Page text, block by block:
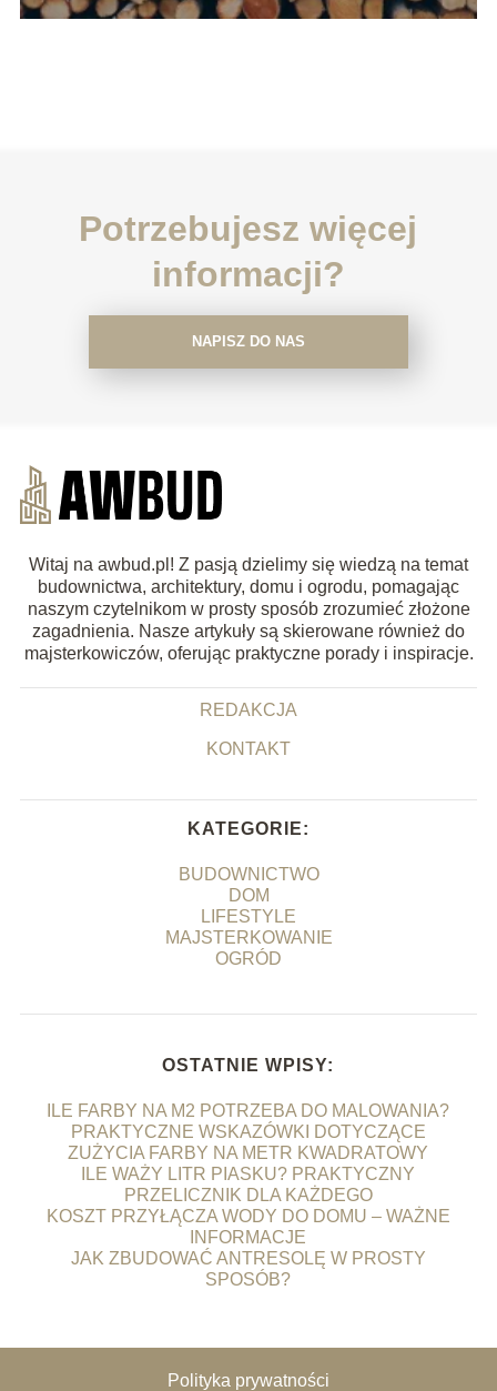
Potrzebujesz więcej
informacji?
NAPISZ DO NAS
Witaj na awbud.pl! Z pasją dzielimy się wiedzą na temat
budownictwa, architektury, domu i ogrodu, pomagając
naszym czytelnikom w prosty sposób zrozumieć złożone
zagadnienia. Nasze artykuły są skierowane również do
majsterkowiczów, oferując praktyczne porady i inspiracje.
REDAKCJA
KONTAKT
KATEGORIE:
BUDOWNICTWO
DOM
LIFESTYLE
MAJSTERKOWANIE
OGRÓD
OSTATNIE WPISY:
ILE FARBY NA M2 POTRZEBA DO MALOWANIA?
PRAKTYCZNE WSKAZÓWKI DOTYCZĄCE
ZUŻYCIA FARBY NA METR KWADRATOWY
ILE WAŻY LITR PIASKU? PRAKTYCZNY
PRZELICZNIK DLA KAŻDEGO
KOSZT PRZYŁĄCZA WODY DO DOMU – WAŻNE
INFORMACJE
JAK ZBUDOWAĆ ANTRESOLĘ W PROSTY
SPOSÓB?
Polityka prywatności